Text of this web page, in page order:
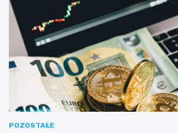
POZOSTAŁE